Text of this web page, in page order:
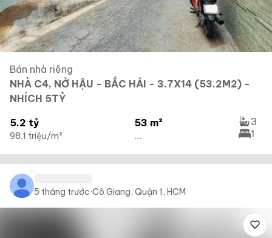
Bán nhà riêng
NHÀ C4, NỞ HẬU - BẮC HẢI - 3.7X14 (53.2M2) -
NHÍCH 5TỶ
5.2 tỷ
98.1 triệu/m²
53 m²
...
3
1
5 tháng trước·Cô Giang, Quận 1, HCM